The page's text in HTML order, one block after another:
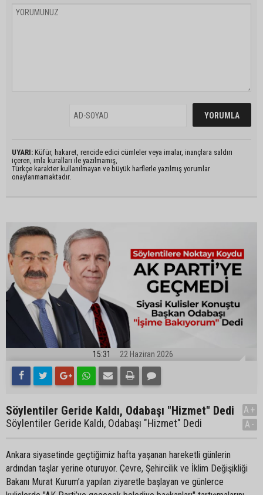
UYARI: Küfür, hakaret, rencide edici cümleler veya imalar, inançlara saldırı
içeren, imla kuralları ile yazılmamış,
Türkçe karakter kullanılmayan ve büyük harflerle yazılmış yorumlar
onaylanmamaktadır.
15:31 22 Haziran 2026
Söylentiler Geride Kaldı, Odabaşı "Hizmet" Dedi
Söylentiler Geride Kaldı, Odabaşı "Hizmet" Dedi
A+
A-
Ankara siyasetinde geçtiğimiz hafta yaşanan hareketli günlerin
ardından taşlar yerine oturuyor. Çevre, Şehircilik ve İklim Değişikliği
Bakanı Murat Kurum’a yapılan ziyaretle başlayan ve günlerce